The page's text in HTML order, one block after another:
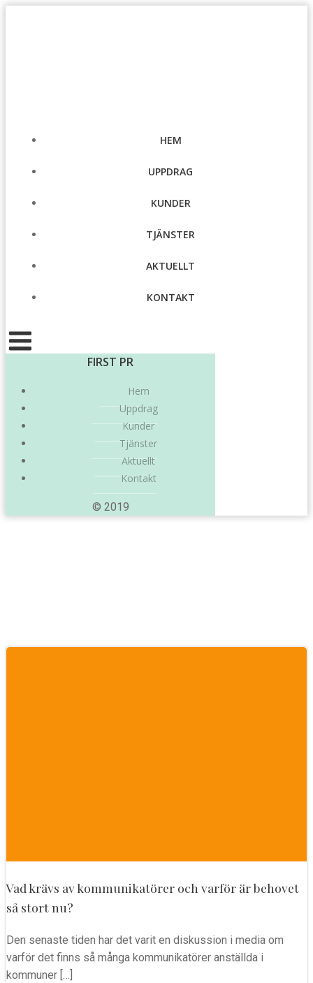
HEM
UPPDRAG
KUNDER
TJÄNSTER
AKTUELLT
KONTAKT
FIRST PR
Hem
Uppdrag
Kunder
Tjänster
Aktuellt
Kontakt
© 2019
Vad krävs av kommunikatörer och varför är behovet
så stort nu?
Den senaste tiden har det varit en diskussion i media om
varför det finns så många kommunikatörer anställda i
kommuner […]